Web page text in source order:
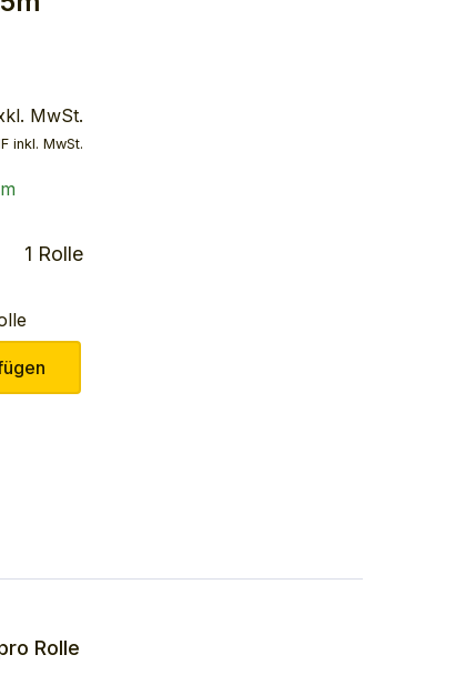
MwSt.
inkl. MwSt.
1 Rolle
Rolle